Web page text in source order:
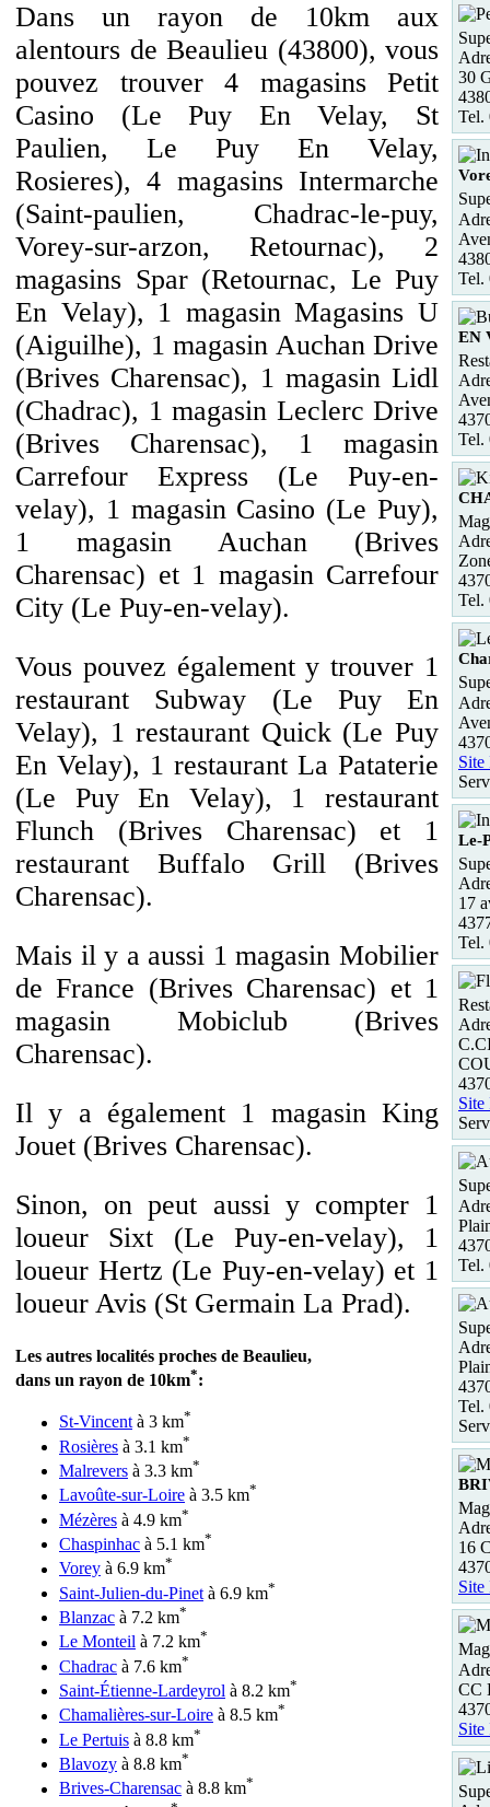
Dans un rayon de 10km aux
alentours de Beaulieu (43800), vous
pouvez trouver 4 magasins Petit
Casino (Le Puy En Velay, St
Paulien, Le Puy En Velay,
Rosieres), 4 magasins Intermarche
(Saint-paulien, Chadrac-le-puy,
Vorey-sur-arzon, Retournac), 2
magasins Spar (Retournac, Le Puy
En Velay), 1 magasin Magasins U
(Aiguilhe), 1 magasin Auchan Drive
(Brives Charensac), 1 magasin Lidl
(Chadrac), 1 magasin Leclerc Drive
(Brives Charensac), 1 magasin
Carrefour Express (Le Puy-en-
velay), 1 magasin Casino (Le Puy),
1 magasin Auchan (Brives
Charensac) et 1 magasin Carrefour
City (Le Puy-en-velay).
Vous pouvez également y trouver 1
restaurant Subway (Le Puy En
Velay), 1 restaurant Quick (Le Puy
En Velay), 1 restaurant La Pataterie
(Le Puy En Velay), 1 restaurant
Flunch (Brives Charensac) et 1
restaurant Buffalo Grill (Brives
Charensac).
Mais il y a aussi 1 magasin Mobilier
de France (Brives Charensac) et 1
magasin Mobiclub (Brives
Charensac).
Il y a également 1 magasin King
Jouet (Brives Charensac).
Sinon, on peut aussi y compter 1
loueur Sixt (Le Puy-en-velay), 1
loueur Hertz (Le Puy-en-velay) et 1
loueur Avis (St Germain La Prad).
Les autres localités proches de Beaulieu,
dans un rayon de 10km*:
St-Vincentà 3 km*
Rosières à 3.1 km*
Malrevers à 3.3 km*
Lavoûte-sur-Loire à 3.5 km*
Mézères à 4.9 km*
Chaspinhac à 5.1 km*
Vorey à 6.9 km*
Saint-Julien-du-Pinet à 6.9 km*
Blanzac à 7.2 km*
Le Monteil à 7.2 km*
Chadrac à 7.6 km*
Saint-Étienne-Lardeyrol à 8.2 km*
Chamalières-sur-Loire à 8.5 km*
Le Pertuis à 8.8 km*
Blavozy à 8.8 km*
Brives-Charensac à 8.8 km*
30
Tel.
Tel.
EN
Tel.
Tel.
Site
Le-
17
Tel.
Site
Tel.
Tel.
16
Site
CC
Site